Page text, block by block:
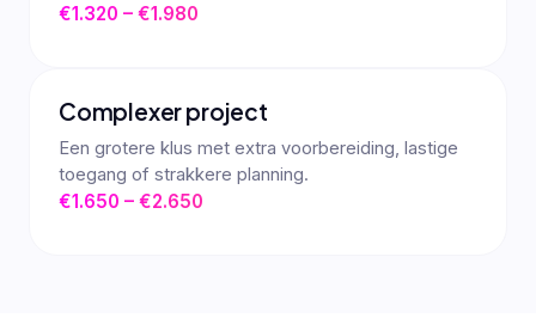
€1.320 – €1.980
Complexer project
Een grotere klus met extra voorbereiding, lastige
toegang of strakkere planning.
€1.650 – €2.650